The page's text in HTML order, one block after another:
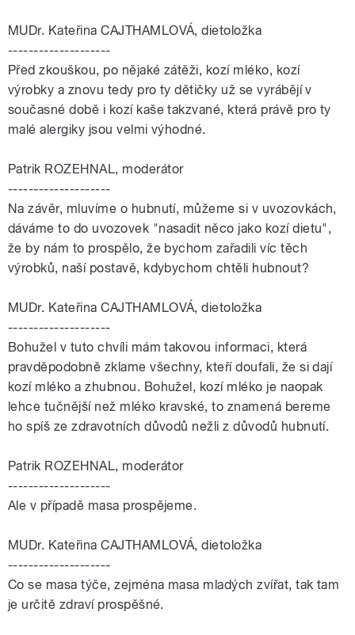
MUDr. Kateřina CAJTHAMLOVÁ, dietoložka
--------------------
Před zkouškou, po nějaké zátěži, kozí mléko, kozí
výrobky a znovu tedy pro ty dětičky už se vyrábějí v
současné době i kozí kaše takzvané, která právě pro ty
malé alergiky jsou velmi výhodné.
Patrik ROZEHNAL, moderátor
--------------------
Na závěr, mluvíme o hubnutí, můžeme si v uvozovkách,
dáváme to do uvozovek "nasadit něco jako kozí dietu",
že by nám to prospělo, že bychom zařadili víc těch
výrobků, naší postavě, kdybychom chtěli hubnout?
MUDr. Kateřina CAJTHAMLOVÁ, dietoložka
--------------------
Bohužel v tuto chvíli mám takovou informaci, která
pravděpodobně zklame všechny, kteří doufali, že si dají
kozí mléko a zhubnou. Bohužel, kozí mléko je naopak
lehce tučnější než mléko kravské, to znamená bereme
ho spíš ze zdravotních důvodů nežli z důvodů hubnutí.
Patrik ROZEHNAL, moderátor
--------------------
Ale v případě masa prospějeme.
MUDr. Kateřina CAJTHAMLOVÁ, dietoložka
--------------------
Co se masa týče, zejména masa mladých zvířat, tak tam
je určitě zdraví prospěšné.